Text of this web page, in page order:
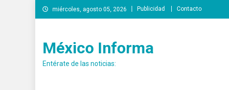
Saltar
al
miércoles, agosto 05, 2026 Publicidad Contacto
México Informa
Entérate de las noticias: